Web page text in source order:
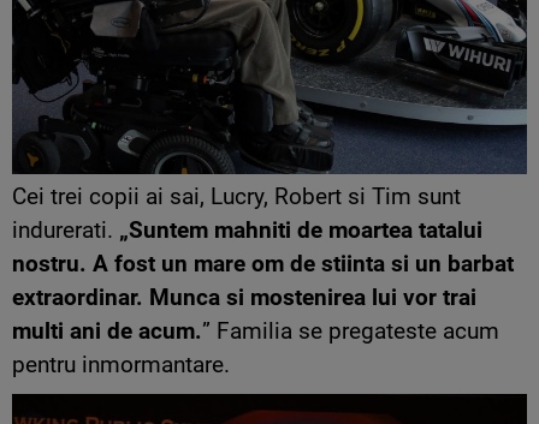
Cei trei copii ai sai, Lucry, Robert si Tim sunt
indurerati. „Suntem mahniti de moartea tatalui
nostru. A fost un mare om de stiinta si un barbat
extraordinar. Munca si mostenirea lui vor trai
multi ani de acum.” Familia se pregateste acum
pentru inmormantare.